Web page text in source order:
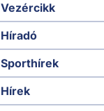
Vezércikk
Híradó
Sporthírek
Hírek